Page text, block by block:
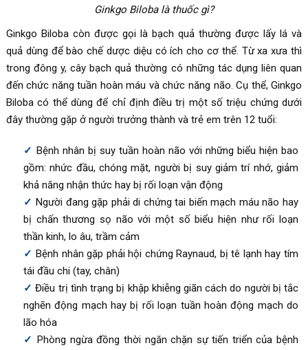
Ginkgo Biloba là thuốc gì?
Ginkgo Biloba còn được gọi là bạch quả thường được lấy lá và
quả dùng để bào chế dược diệu có ích cho cơ thể. Từ xa xưa thì
trong đông y, cây bạch quả thường có những tác dụng liên quan
đến chức năng tuần hoàn máu và chức năng não. Cụ thể, Ginkgo
Biloba có thể dùng để chỉ định điều trị một số triệu chứng dưới
đây thường gặp ở người trưởng thành và trẻ em trên 12 tuổi:
Bệnh nhân bị suy tuần hoàn não với những biểu hiện bao
gồm: nhức đầu, chóng mặt, người bị suy giảm trí nhớ, giảm
khả năng nhận thức hay bị rối loạn vận động
Người đang gặp phải di chứng tai biến mạch máu não hay
bị chấn thương sọ não với một số biểu hiện như rối loạn
thần kinh, lo âu, trầm cảm
Bệnh nhân gặp phải hội chứng Raynaud, bị tê lạnh hay tím
tái đầu chi (tay, chân)
Điều trị tình trạng bị khập khiễng giãn cách do người bị tắc
nghẽn động mạch hay bị rối loạn tuần hoàn động mạch do
lão hóa
Phòng ngừa đồng thời ngăn chặn sự tiến triển của bệnh